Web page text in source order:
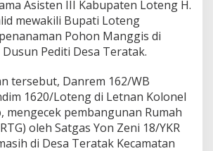
Asisten III Kabupaten Loteng H.
mewakili Bupati Loteng
Pohon Manggis di
Pediti Desa Teratak.
tersebut, Danrem 162/WB
1620/Loteng di Letnan Kolonel
mengecek pembangunan Rumah
oleh Satgas Yon Zeni 18/YKR
di Desa Teratak Kecamatan